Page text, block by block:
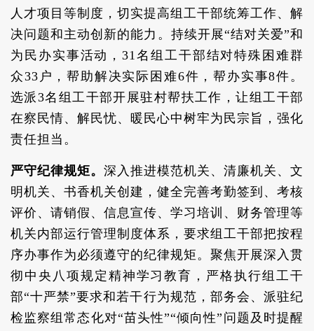
人才项目等制度，切实提高组工干部统筹工作、解
决问题和主动创新的能力。持续开展“结对关爱”和
为民办实事活动，31名组工干部结对特殊困难群
众33户，帮助解决实际困难6件，帮办实事8件。
选派3名组工干部开展驻村帮扶工作，让组工干部
在察民情、解民忧、暖民心中树牢为民宗旨，强化
责任担当。
严守纪律规矩。 深入推进模范机关、清廉机关、文
明机关、书香机关创建，健全完善考勤签到、考核
评价、请销假、信息宣传、学习培训、财务管理等
机关内部运行管理制度体系，要求组工干部把按程
序办事作为必须遵守的纪律规矩。聚焦开展深入贯
彻中央八项规定精神学习教育，严格执行组工干
部“十严禁”要求和若干行为规范，部务会、派驻纪
检监察组常态化对“苗头性”“倾向性”问题及时提醒